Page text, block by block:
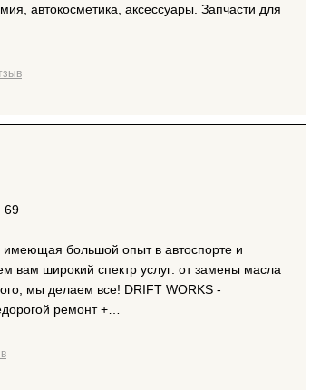
автокосметика, аксессуары. Запчасти для
69
имеющая большой опыт в автоспорте и
вам широкий спектр услуг: от замены масла
мы делаем все! DRIFT WORKS -
ремонт +…